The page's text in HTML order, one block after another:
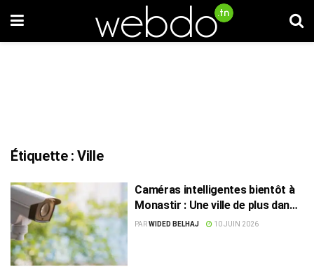
Étiquette :Ville
Caméras intelligentes bientôt à
Monastir : Une ville de plus dans
la course à la “ville sûre” ?
PARWIDED BELHAJ 10 JUIN 2026